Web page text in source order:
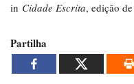
in Cidade Escrita, edição
Partilha